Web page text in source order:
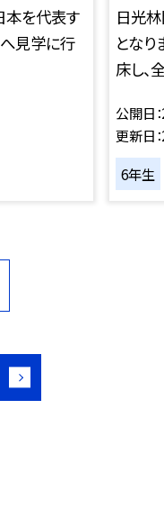
本を代表す
見学に行
日光
となり
床し、
公開日
更新日
6年生